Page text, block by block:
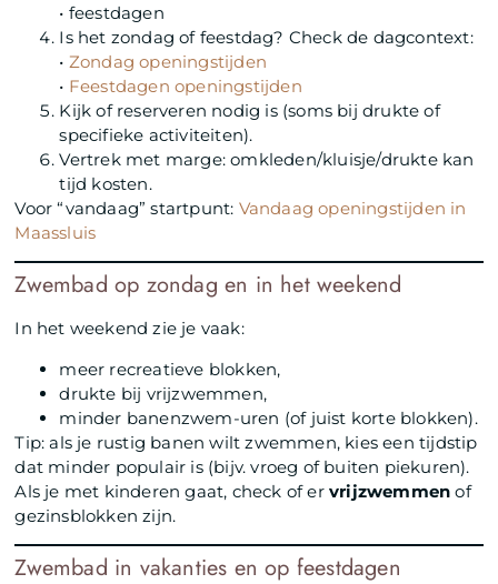
• feestdagen
Is het zondag of feestdag? Check de dagcontext:
• Zondag openingstijden
• Feestdagen openingstijden
Kijk of reserveren nodig is (soms bij drukte of
specifieke activiteiten).
Vertrek met marge: omkleden/kluisje/drukte kan
tijd kosten.
Voor “vandaag” startpunt: Vandaag openingstijden in
Maassluis
Zwembad op zondag en in het weekend
In het weekend zie je vaak:
meer recreatieve blokken,
drukte bij vrijzwemmen,
minder banenzwem-uren (of juist korte blokken).
Tip: als je rustig banen wilt zwemmen, kies een tijdstip
dat minder populair is (bijv. vroeg of buiten piekuren).
Als je met kinderen gaat, check of ervrijzwemmen of
gezinsblokken zijn.
Zwembad in vakanties en op feestdagen